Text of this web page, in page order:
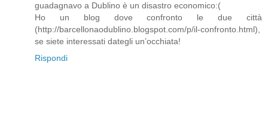
guadagnavo a Dublino è un disastro economico:(
Ho un blog dove confronto le due città
(http://barcellonaodublino.blogspot.com/p/il-confronto.html),
se siete interessati dategli un’occhiata!
Rispondi